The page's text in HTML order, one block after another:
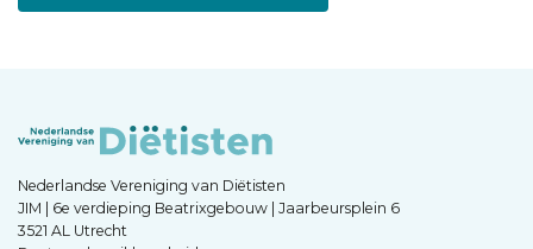
Nederlandse Vereniging van Diëtisten
JIM | 6e verdieping Beatrixgebouw | Jaarbeursplein 6
3521 AL Utrecht